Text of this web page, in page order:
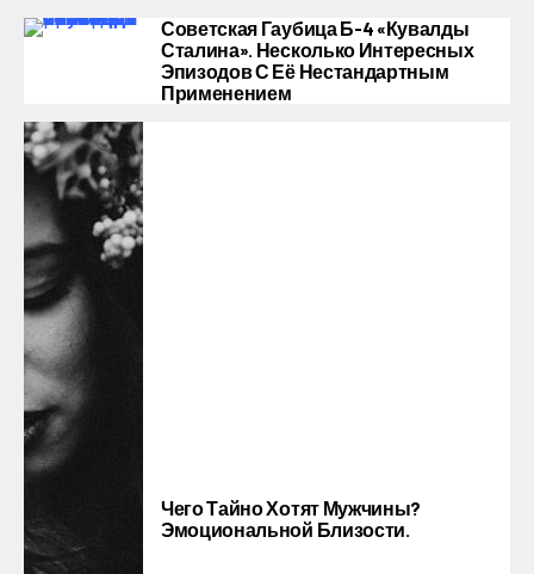
Советская Гаубица Б-4 «Кувалды
Сталина». Несколько Интересных
Эпизодов С Её Нестандартным
Применением
Чего Тайно Хотят Мужчины?
Эмоциональной Близости.